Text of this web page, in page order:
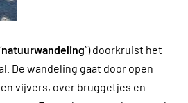
natuurwandeling”) doorkruist het
De wandeling gaat door open
vijvers, over bruggetjes en